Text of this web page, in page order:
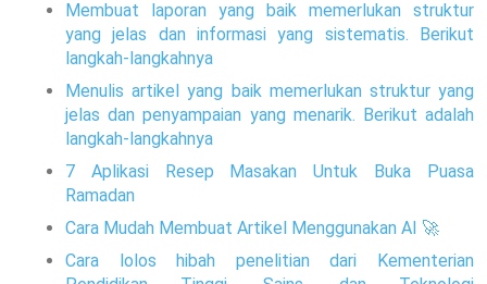
Membuat laporan yang baik memerlukan struktur
yang jelas dan informasi yang sistematis. Berikut
langkah-langkahnya
Menulis artikel yang baik memerlukan struktur yang
jelas dan penyampaian yang menarik. Berikut adalah
langkah-langkahnya
7 Aplikasi Resep Masakan Untuk Buka Puasa
Ramadan
Cara Mudah Membuat Artikel Menggunakan AI 🚀
Cara lolos hibah penelitian dari Kementerian